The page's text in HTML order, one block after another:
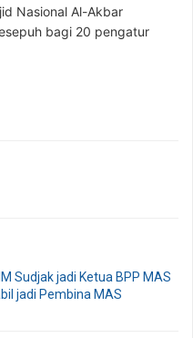
Nasional Al-Akbar
bagi 20 pengatur
Sudjak jadi Ketua BPP MAS
jadi Pembina MAS